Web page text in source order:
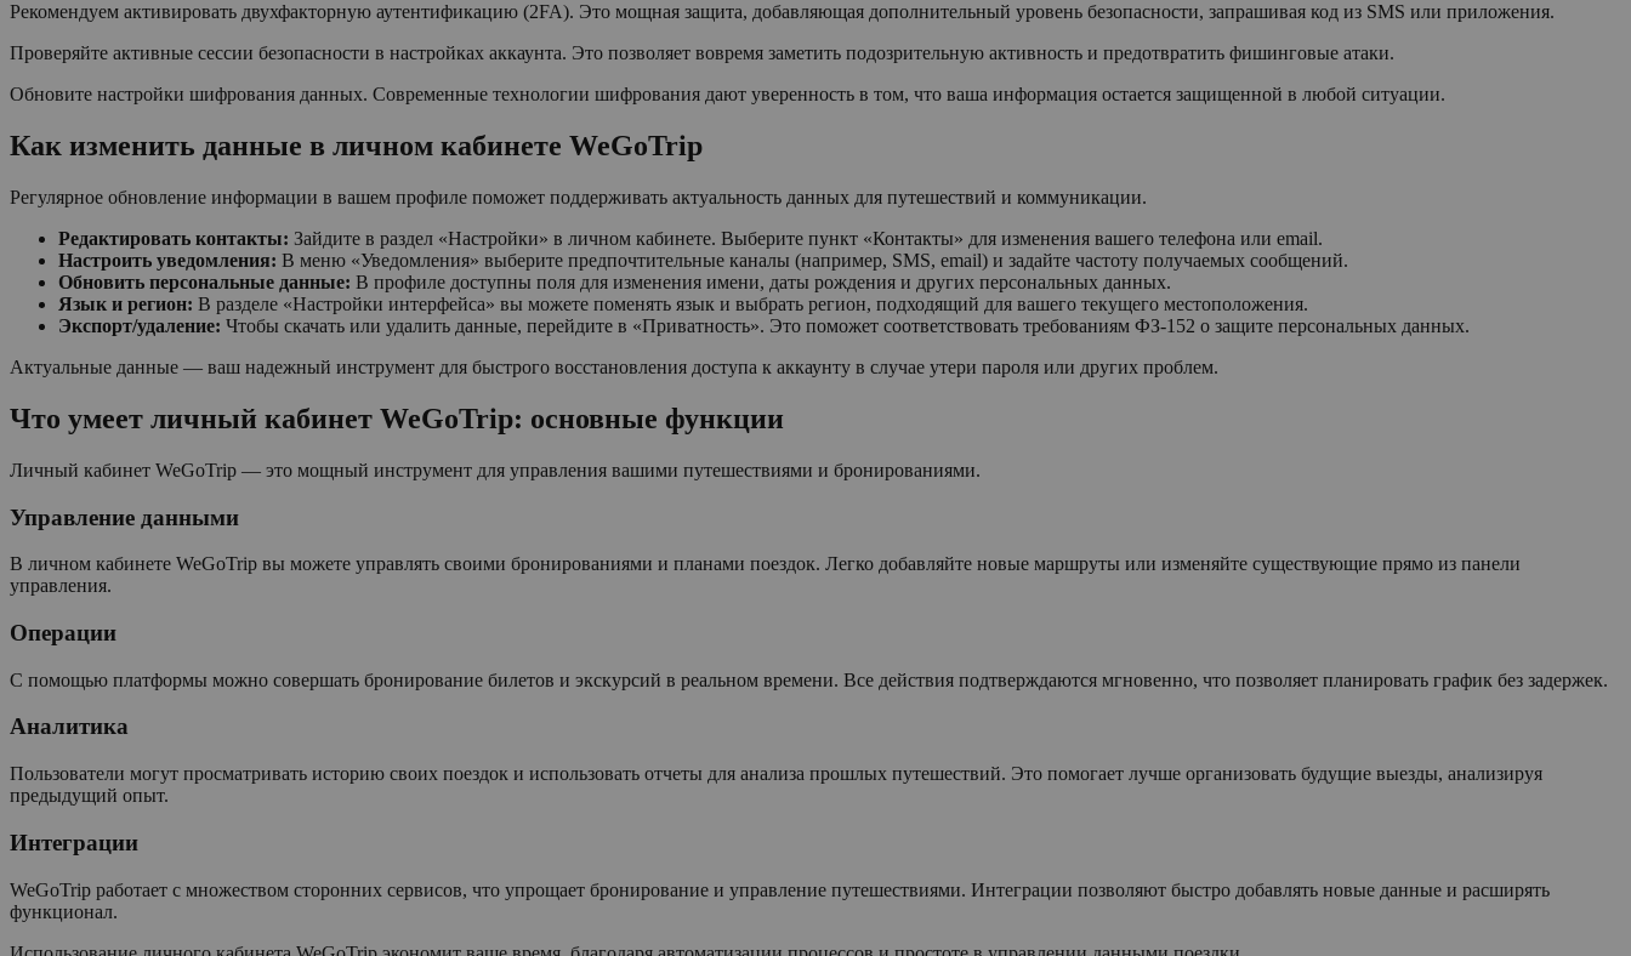
Рекомендуем активировать двухфакторную аутентификацию (2FA). Это мощная защита, добавляющая дополнительный уровень безопасности, запрашивая код из SMS или приложения.
Проверяйте активные сессии безопасности в настройках аккаунта. Это позволяет вовремя заметить подозрительную активность и предотвратить фишинговые атаки.
Обновите настройки шифрования данных. Современные технологии шифрования дают уверенность в том, что ваша информация остается защищенной в любой ситуации.
Как изменить данные в личном кабинете WeGoTrip
Регулярное обновление информации в вашем профиле поможет поддерживать актуальность данных для путешествий и коммуникации.
Редактировать контакты: Зайдите в раздел «Настройки» в личном кабинете. Выберите пункт «Контакты» для изменения вашего телефона или email.
Настроить уведомления: В меню «Уведомления» выберите предпочтительные каналы (например, SMS, email) и задайте частоту получаемых сообщений.
Обновить персональные данные: В профиле доступны поля для изменения имени, даты рождения и других персональных данных.
Язык и регион: В разделе «Настройки интерфейса» вы можете поменять язык и выбрать регион, подходящий для вашего текущего местоположения.
Экспорт/удаление: Чтобы скачать или удалить данные, перейдите в «Приватность». Это поможет соответствовать требованиям ФЗ-152 о защите персональных данных.
Актуальные данные — ваш надежный инструмент для быстрого восстановления доступа к аккаунту в случае утери пароля или других проблем.
Что умеет личный кабинет WeGoTrip: основные функции
Личный кабинет WeGoTrip — это мощный инструмент для управления вашими путешествиями и бронированиями.
Управление данными
В личном кабинете WeGoTrip вы можете управлять своими бронированиями и планами поездок. Легко добавляйте новые маршруты или изменяйте существующие прямо из панели
управления.
Операции
С помощью платформы можно совершать бронирование билетов и экскурсий в реальном времени. Все действия подтверждаются мгновенно, что позволяет планировать график без задержек.
Аналитика
Пользователи могут просматривать историю своих поездок и использовать отчеты для анализа прошлых путешествий. Это помогает лучше организовать будущие выезды, анализируя
предыдущий опыт.
Интеграции
WeGoTrip работает с множеством сторонних сервисов, что упрощает бронирование и управление путешествиями. Интеграции позволяют быстро добавлять новые данные и расширять
функционал.